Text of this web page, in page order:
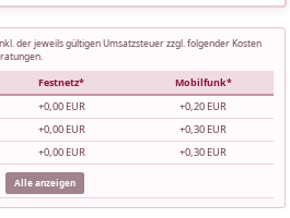
der jeweils gültigen Umsatzsteuer zzgl. folgender Kosten
Festnetz*
Mobilfunk*
+0,00 EUR
+0,20 EUR
+0,00 EUR
+0,30 EUR
+0,00 EUR +0,30 EUR
Alle anzeigen